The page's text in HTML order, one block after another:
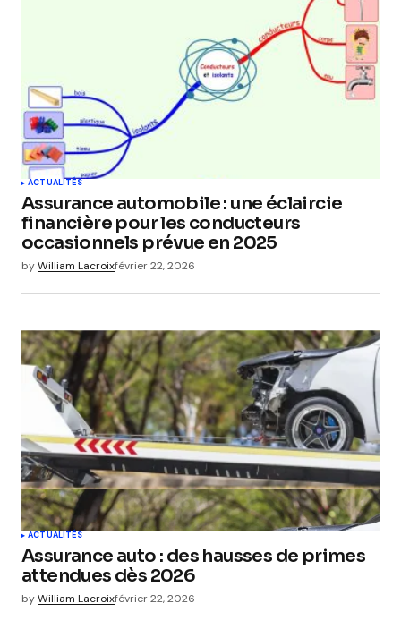
ACTUALITÉS
Assurance automobile : une éclaircie
financière pour les conducteurs
occasionnels prévue en 2025
byWilliam Lacroixfévrier 22, 2026
ACTUALITÉS
Assurance auto : des hausses de primes
attendues dès 2026
byWilliam Lacroixfévrier 22, 2026